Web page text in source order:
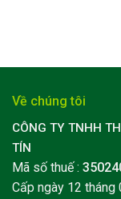
Về chúng tôi
CÔNG TY TNHH
TÍN
Mã số thuế :
Cấp ngày 12